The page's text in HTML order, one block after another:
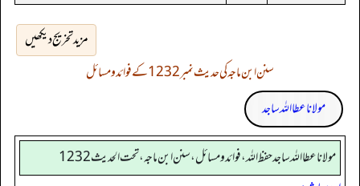
مزید تخریج دیکھیں
سنن ابن ماجہ کی حدیث نمبر 1232 کے فوائد و مسائل
مولانا عطا اللہ ساجد
مولانا عطا الله ساجد حفظ الله، فوائد و مسائل، سنن ابن ماجه، تحت الحديث1232